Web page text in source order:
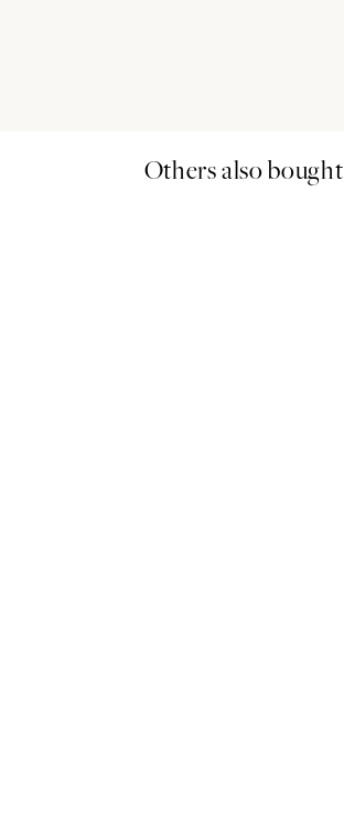
Others also bought